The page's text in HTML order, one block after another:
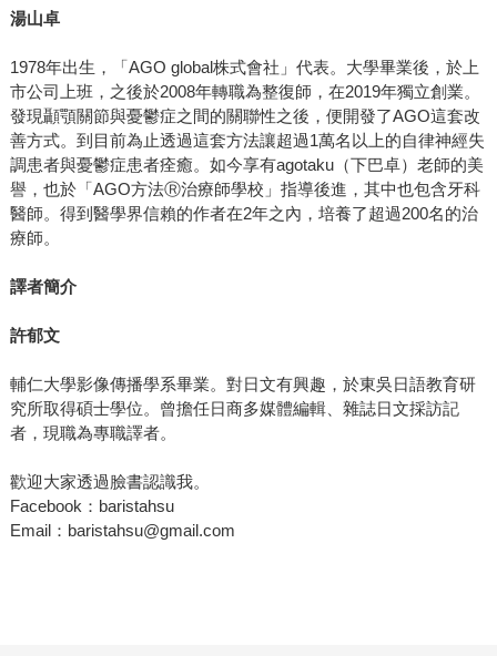
湯山卓
1978年出生，「AGO global株式會社」代表。大學畢業後，於上
市公司上班，之後於2008年轉職為整復師，在2019年獨立創業。
發現顳顎關節與憂鬱症之間的關聯性之後，便開發了AGO這套改
善方式。到目前為止透過這套方法讓超過1萬名以上的自律神經失
調患者與憂鬱症患者痊癒。如今享有agotaku（下巴卓）老師的美
譽，也於「AGO方法Ⓡ治療師學校」指導後進，其中也包含牙科
醫師。得到醫學界信賴的作者在2年之內，培養了超過200名的治
療師。
譯者簡介
許郁文
輔仁大學影像傳播學系畢業。對日文有興趣，於東吳日語教育研
究所取得碩士學位。曾擔任日商多媒體編輯、雜誌日文採訪記
者，現職為專職譯者。
歡迎大家透過臉書認識我。
Facebook：baristahsu
Email：baristahsu@gmail.com